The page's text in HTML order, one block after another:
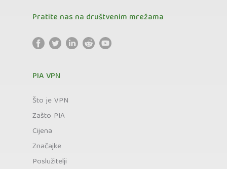
Pratite nas na društvenim mrežama
PIA VPN
Što je VPN
Zašto PIA
Cijena
Značajke
Poslužitelji